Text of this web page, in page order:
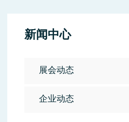
新闻中心
展会动态
企业动态